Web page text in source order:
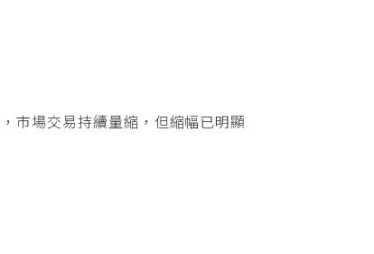
市場交易持續量縮，但縮幅已明顯